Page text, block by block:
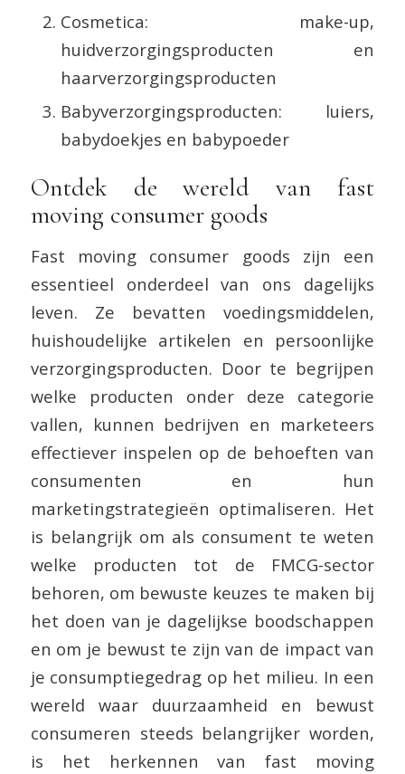
Cosmetica: make-up,
huidverzorgingsproducten en
haarverzorgingsproducten
Babyverzorgingsproducten: luiers,
babydoekjes en babypoeder
Ontdek de wereld van fast
moving consumer goods
Fast moving consumer goods zijn een
essentieel onderdeel van ons dagelijks
leven. Ze bevatten voedingsmiddelen,
huishoudelijke artikelen en persoonlijke
verzorgingsproducten. Door te begrijpen
welke producten onder deze categorie
vallen, kunnen bedrijven en marketeers
effectiever inspelen op de behoeften van
consumenten en hun
marketingstrategieën optimaliseren. Het
is belangrijk om als consument te weten
welke producten tot de FMCG-sector
behoren, om bewuste keuzes te maken bij
het doen van je dagelijkse boodschappen
en om je bewust te zijn van de impact van
je consumptiegedrag op het milieu. In een
wereld waar duurzaamheid en bewust
consumeren steeds belangrijker worden,
is het herkennen van fast moving